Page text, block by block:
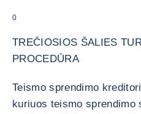
0
TREČIOSIOS ŠALIES
PROCEDŪRA
Teismo sprendimo
kuriuos teismo